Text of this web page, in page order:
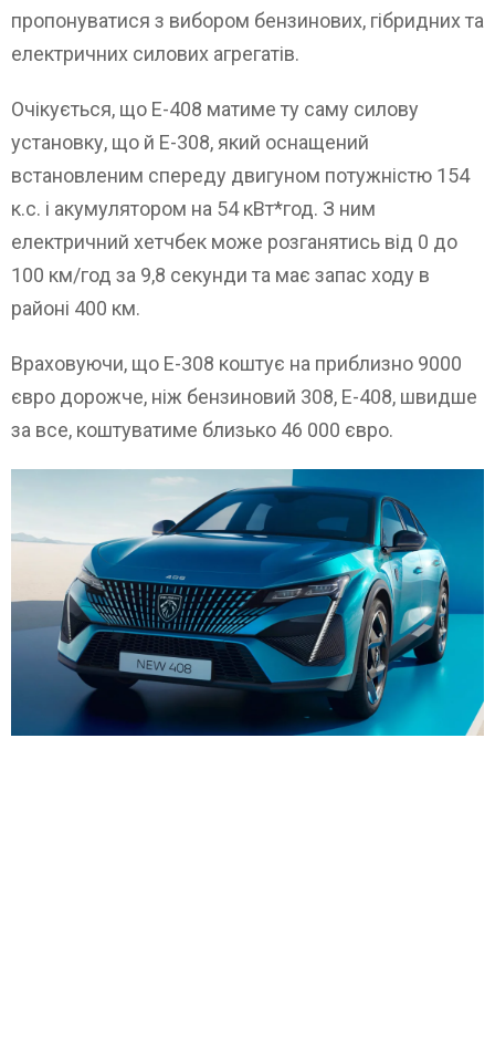
пропонуватися з вибором бензинових, гібридних та
електричних силових агрегатів.
Очікується, що E-408 матиме ту саму силову
установку, що й E-308, який оснащений
встановленим спереду двигуном потужністю 154
к.с. і акумулятором на 54 кВт*год. З ним
електричний хетчбек може розганятись від 0 до
100 км/год за 9,8 секунди та має запас ходу в
районі 400 км.
Враховуючи, що E-308 коштує на приблизно 9000
євро дорожче, ніж бензиновий 308, E-408, швидше
за все, коштуватиме близько 46 000 євро.